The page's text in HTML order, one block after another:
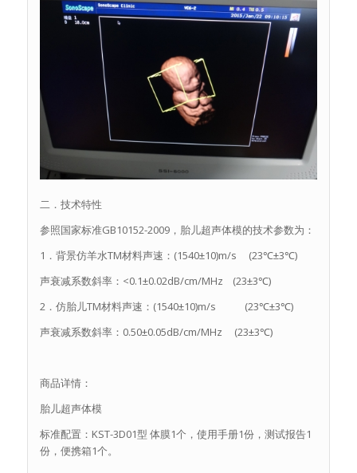
二．技术特性
参照国家标准GB10152-2009，胎儿超声体模的技术参数为：
1．背景仿羊水TM材料声速：(1540±10)m/s (23℃±3℃)
声衰减系数斜率：<0.1±0.02dB/cm/MHz (23±3℃)
2．仿胎儿TM材料声速：(1540±10)m/s (23℃±3℃)
声衰减系数斜率：0.50±0.05dB/cm/MHz (23±3℃)
商品详情：
胎儿超声体模
标准配置：KST-3D01型 体膜1个，使用手册1份，测试报告1
份，便携箱1个。